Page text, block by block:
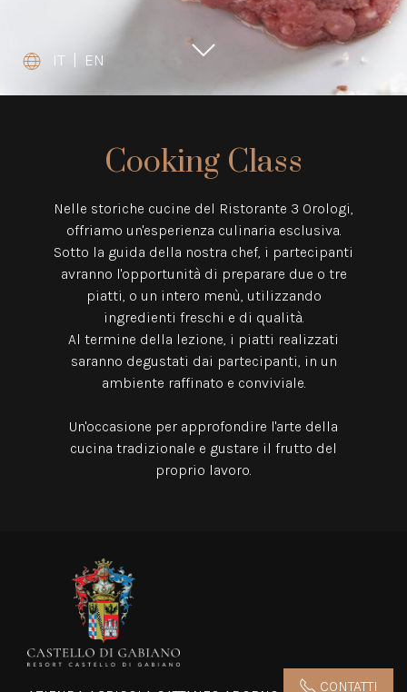
IT | EN
Cooking Class
Nelle storiche cucine del Ristorante 3 Orologi,
offriamo un'esperienza culinaria esclusiva.
Sotto la guida della nostra chef, i partecipanti
avranno l'opportunità di preparare due o tre
piatti, o un intero menù, utilizzando
ingredienti freschi e di qualità.
Al termine della lezione, i piatti realizzati
saranno degustati dai partecipanti, in un
ambiente raffinato e conviviale.
Un'occasione per approfondire l'arte della
cucina tradizionale e gustare il frutto del
proprio lavoro.
CONTATTI